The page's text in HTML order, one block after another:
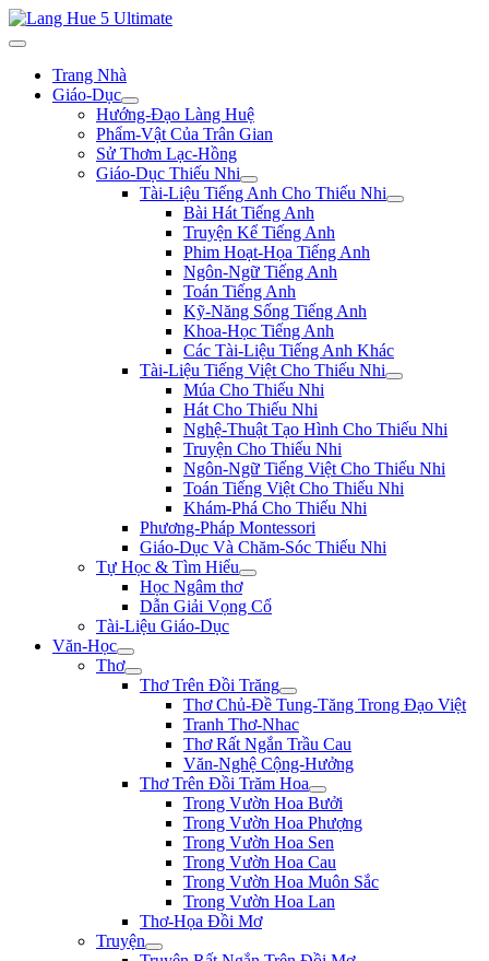
Trang Nhà
Giáo-Dục
Hướng-Đạo Làng Huệ
Phẩm-Vật Của Trân Gian
Sử Thơm Lạc-Hồng
Giáo-Dục Thiếu Nhi
Tài-Liệu Tiếng Anh Cho Thiếu Nhi
Bài Hát Tiếng Anh
Truyện Kể Tiếng Anh
Phim Hoạt-Họa Tiếng Anh
Ngôn-Ngữ Tiếng Anh
Toán Tiếng Anh
Kỹ-Năng Sống Tiếng Anh
Khoa-Học Tiếng Anh
Các Tài-Liệu Tiếng Anh Khác
Tài-Liệu Tiếng Việt Cho Thiếu Nhi
Múa Cho Thiếu Nhi
Hát Cho Thiếu Nhi
Nghệ-Thuật Tạo Hình Cho Thiếu Nhi
Truyện Cho Thiếu Nhi
Ngôn-Ngữ Tiếng Việt Cho Thiếu Nhi
Toán Tiếng Việt Cho Thiếu Nhi
Khám-Phá Cho Thiếu Nhi
Phương-Pháp Montessori
Giáo-Dục Và Chăm-Sóc Thiếu Nhi
Tự Học & Tìm Hiểu
Học Ngâm thơ
Dẫn Giải Vọng Cổ
Tài-Liệu Giáo-Dục
Văn-Học
Thơ
Thơ Trên Đồi Trăng
Thơ Chủ-Đề Tung-Tăng Trong Đạo Việt
Tranh Thơ-Nhac
Thơ Rất Ngắn Trầu Cau
Văn-Nghệ Cộng-Hưởng
Thơ Trên Đồi Trăm Hoa
Trong Vườn Hoa Bưởi
Trong Vườn Hoa Phượng
Trong Vườn Hoa Sen
Trong Vườn Hoa Cau
Trong Vườn Hoa Muôn Sắc
Trong Vườn Hoa Lan
Thơ-Họa Đồi Mơ
Truyện